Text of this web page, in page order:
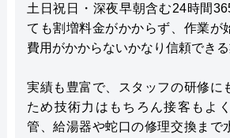
土日祝日・深夜早朝含む24時間
ても割増料金がかからず、作業が
費用がかからないかなり信頼できる
実績も豊富で、スタッフの研修に
ため技術力はもちろん接客もよ
管、給湯器や蛇口の修理交換まで